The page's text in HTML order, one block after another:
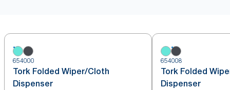
654000
Tork Folded Wiper/Cloth
Dispenser
654008
Tork Folded
Dispenser